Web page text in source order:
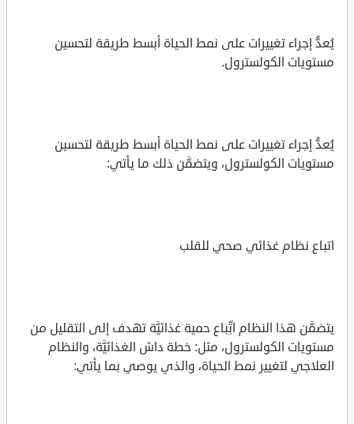
يُعدُّ إجراء تغييرات على نمط الحياة أبسط طريقة لتحسين
مستويات الكولسترول.
يُعدُّ إجراء تغييرات على نمط الحياة أبسط طريقة لتحسين
مستويات الكولسترول، ويتضمَّن ذلك ما يأتي:
اتباع نظام غذائي صحي للقلب
يتضمَّن هذا النظام اتِّباع حمية غذائيَّة تهدف إلى التقليل من
مستويات الكولسترول، مثل: خطة داش الغذائيَّة، والنظام
العلاجي لتغيير نمط الحياة، والذي يوصي بما يأتي: